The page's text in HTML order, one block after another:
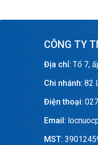
CÔNG TY
Địa chỉ: Tổ 7,
Chi nhánh: 82
Điện thoại:
Email:
MST: